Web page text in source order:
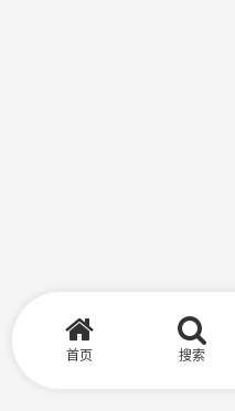
首页 搜索